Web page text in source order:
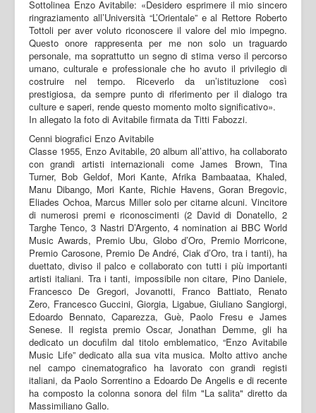
Sottolinea Enzo Avitabile: «Desidero esprimere il mio sincero
ringraziamento all’Università “L’Orientale” e al Rettore Roberto
Tottoli per aver voluto riconoscere il valore del mio impegno.
Questo onore rappresenta per me non solo un traguardo
personale, ma soprattutto un segno di stima verso il percorso
umano, culturale e professionale che ho avuto il privilegio di
costruire nel tempo. Riceverlo da un’istituzione così
prestigiosa, da sempre punto di riferimento per il dialogo tra
culture e saperi, rende questo momento molto significativo».
In allegato la foto di Avitabile firmata da Titti Fabozzi.
Cenni biografici Enzo Avitabile
Classe 1955, Enzo Avitabile, 20 album all’attivo, ha collaborato
con grandi artisti internazionali come James Brown, Tina
Turner, Bob Geldof, Mori Kante, Afrika Bambaataa, Khaled,
Manu Dibango, Mori Kante, Richie Havens, Goran Bregovic,
Eliades Ochoa, Marcus Miller solo per citarne alcuni. Vincitore
di numerosi premi e riconoscimenti (2 David di Donatello, 2
Targhe Tenco, 3 Nastri D’Argento, 4 nomination ai BBC World
Music Awards, Premio Ubu, Globo d’Oro, Premio Morricone,
Premio Carosone, Premio De André, Ciak d’Oro, tra i tanti), ha
duettato, diviso il palco e collaborato con tutti i più importanti
artisti italiani. Tra i tanti, impossibile non citare, Pino Daniele,
Francesco De Gregori, Jovanotti, Franco Battiato, Renato
Zero, Francesco Guccini, Giorgia, Ligabue, Giuliano Sangiorgi,
Edoardo Bennato, Caparezza, Guè, Paolo Fresu e James
Senese. Il regista premio Oscar, Jonathan Demme, gli ha
dedicato un docufilm dal titolo emblematico, “Enzo Avitabile
Music Life” dedicato alla sua vita musica. Molto attivo anche
nel campo cinematografico ha lavorato con grandi registi
italiani, da Paolo Sorrentino a Edoardo De Angelis e di recente
ha composto la colonna sonora del film "La salita" diretto da
Massimiliano Gallo.